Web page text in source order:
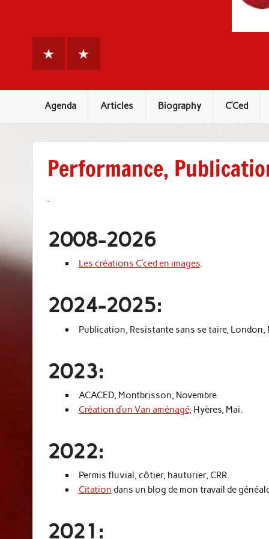
C'Ced Cherries Angel
Raw vegan Creartist for ever
Agenda Articles Biography C’Ced
Performance,
2008-2026
Les créations C’ced en images.
2024-2025:
Publication, Resistante sans se taire, London,
2023:
ACACED, Montbrisson, Novembre.
Création d’un Van aménagé, Hyères, Mai.
2022:
Permis fluvial, côtier, hauturier, CRR.
Citation dans un blog de mon travail de
2021: